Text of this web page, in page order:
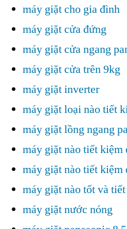
máy giặt cho gia đình
máy giặt cửa đứng
máy giặt cửa ngang
máy giặt cửa trên 9kg
máy giặt inverter
máy giặt loại nào tiết
máy giặt lồng ngang
máy giặt nào tiết kiệm
máy giặt nào tiết kiệm
máy giặt nào tốt và
máy giặt nước nóng